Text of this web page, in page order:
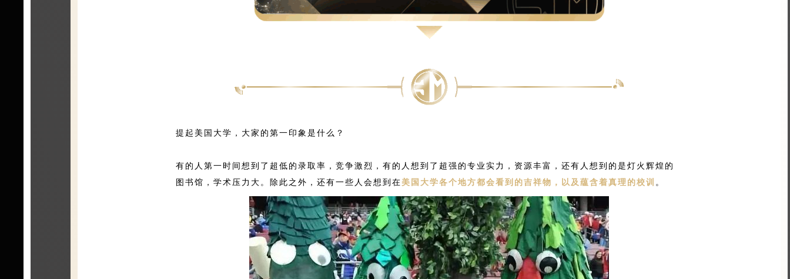
提起美国大学，大家的第一印象是什么？
有的人第一时间想到了超低的录取率，竞争激烈，有的人想到了超强的专业实力，资源丰富，还有人想到的是灯火辉煌的
图书馆，学术压力大。除此之外，还有一些人会想到在美国大学各个地方都会看到的吉祥物，以及蕴含着真理的校训 。